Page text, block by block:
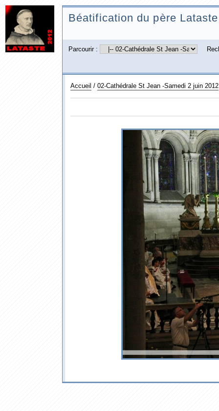
Béatification du père
Parcourir :
Accueil / 02-Cathédrale St Jean -Samedi 2 juin 2012